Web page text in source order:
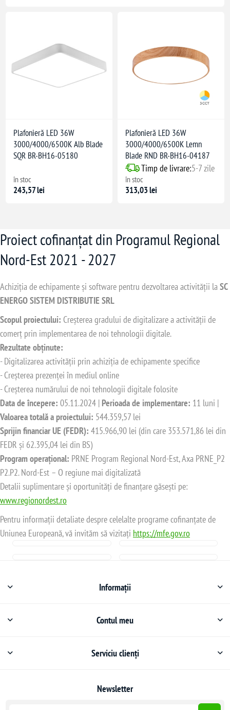
Plafonieră LED 36W
3000/4000/6500K Alb Blade
SQR BR-BH16-05180
în stoc
243,57 lei
Plafonieră LED 36W
3000/4000/6500K Lemn
Blade RND BR-BH16-04187
Timp de livrare:5-7 zile
în stoc
313,03 lei
Proiect cofinanțat din Programul Regional
Nord-Est 2021 - 2027
Achiziția de echipamente și software pentru dezvoltarea activității laSC
ENERGO SISTEM DISTRIBUTIE SRL
Scopul proiectului: Creșterea gradului de digitalizare a activității de
comerț prin implementarea de noi tehnologii digitale.
Rezultate obținute:
- Digitalizarea activității prin achiziția de echipamente specifice
- Creșterea prezenței în mediul online
- Creșterea numărului de noi tehnologii digitale folosite
Data de începere: 05.11.2024 | Perioada de implementare: 11 luni |
Valoarea totală a proiectului: 544.359,57 lei
Sprijin financiar UE (FEDR): 415.966,90 lei (din care 353.571,86 lei din
FEDR și 62.395,04 lei din BS)
Program operațional: PRNE Program Regional Nord-Est, Axa PRNE_P2
P2.P2. Nord-Est – O regiune mai digitalizată
Detalii suplimentare și oportunități de finanțare găsești pe:
www.regionordest.ro
Pentru informații detaliate despre celelalte programe cofinanțate de
Uniunea Europeană, vă invităm să vizitați https://mfe.gov.ro
Informații
Contul meu
Serviciu clienți
Newsletter